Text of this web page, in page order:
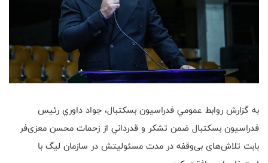
به گزارش روابط عمومي فدراسيون بسكتبال، جواد داوري رئيس
فدراسيون بسكتبال ضمن تشكر و قدرداني از زحمات محسن معزی‌فر
بابت تلاش‌های بی‌وقفه در مدت مسئولیتش در سازمان لیگ با